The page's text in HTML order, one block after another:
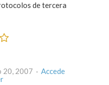
de tercera
edu en febrero 20, 2007 · Accede